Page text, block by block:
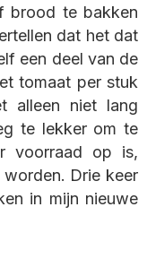
brood te bakken
dat het dat
een deel van de
tomaat per stuk
alleen niet lang
te lekker om te
voorraad op is,
Drie keer
in mijn nieuwe